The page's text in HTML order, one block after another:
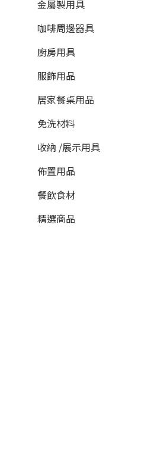
金屬製用具
咖啡周邊器具
廚房用具
服飾用品
居家餐桌用品
免洗材料
收納 /展示用具
佈置用品
餐飲食材
精選商品